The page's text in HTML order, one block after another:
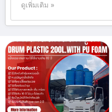
ดูเพิ่มเติม »